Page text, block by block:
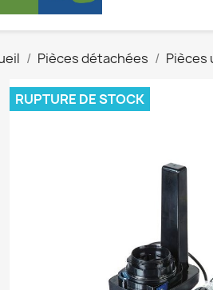
Pièces détachées Pièces
RUPTURE DE STOCK